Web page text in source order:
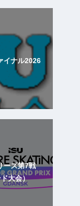
イナル2026
ーズ第7戦
大会）